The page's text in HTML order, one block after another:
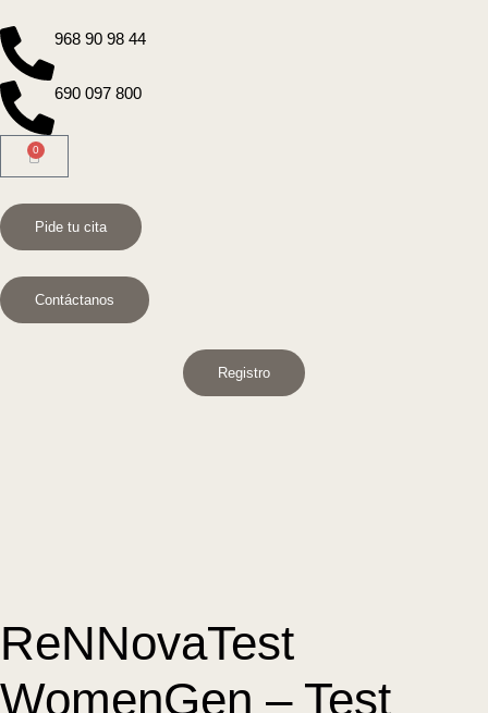
968 90 98 44
690 097 800
0
Pide tu cita
Contáctanos
Registro
ReNNovaTest
WomenGen – Test